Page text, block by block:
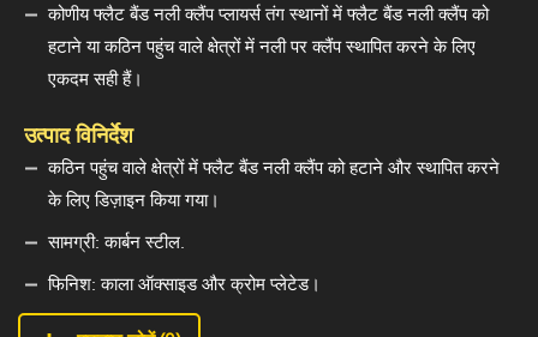
कोणीय फ्लैट बैंड नली क्लैंप प्लायर्स तंग स्थानों में फ्लैट बैंड नली क्लैंप को
हटाने या कठिन पहुंच वाले क्षेत्रों में नली पर क्लैंप स्थापित करने के लिए
एकदम सही हैं।
उत्पाद विनिर्देश
कठिन पहुंच वाले क्षेत्रों में फ्लैट बैंड नली क्लैंप को हटाने और स्थापित करने
के लिए डिज़ाइन किया गया।
सामग्री: कार्बन स्टील.
फिनिश: काला ऑक्साइड और क्रोम प्लेटेड।